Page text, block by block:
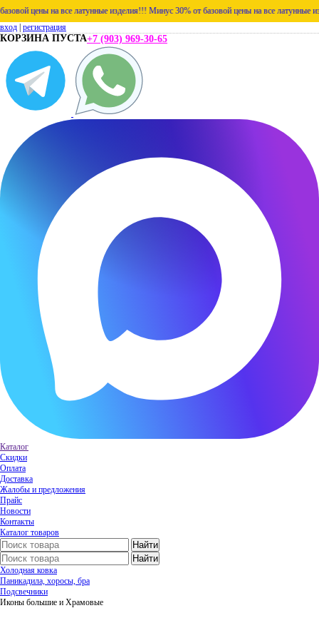
цены на все латунные изделия!!! Минус 30% от базовой цены на все латунные
вход регистрация
КОРЗИНА ПУСТА+7 (903) 969-30-65
Каталог
Скидки
Оплата
Доставка
Жалобы и предложения
Прайс
Новости
Контакты
Каталог товаров
Холодная ковка
Паникадила, хоросы, бра
Подсвечники
Иконы большие и Храмовые